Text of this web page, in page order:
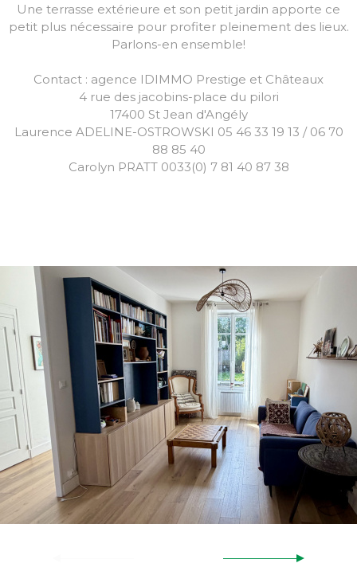
Une terrasse extérieure et son petit jardin apporte ce
petit plus nécessaire pour profiter pleinement des lieux.
Parlons-en ensemble!
Contact : agence IDIMMO Prestige et Châteaux
4 rue des jacobins-place du pilori
17400 St Jean d'Angély
Laurence ADELINE-OSTROWSKI 05 46 33 19 13 / 06 70
88 85 40
Carolyn PRATT 0033(0) 7 81 40 87 38